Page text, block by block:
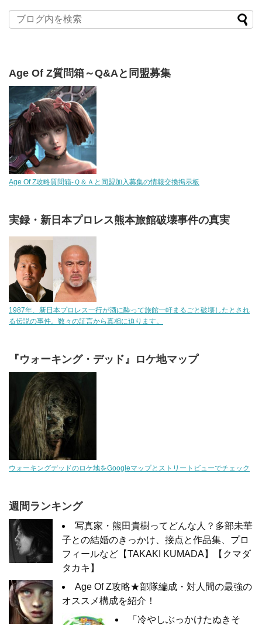
Age Of Z質問箱～Q&Aと同盟募集
Age Of Z攻略質問箱-Ｑ＆Ａと同盟加入募集の情報交換掲示板
実録・新日本プロレス熊本旅館破壊事件の真実
1987年、新日本プロレス一行が酒に酔って旅館一軒まるごと破壊したとされ
る伝説の事件。数々の証言から真相に迫ります。
『ウォーキング・デッド』ロケ地マップ
ウォーキングデッドのロケ地をGoogleマップとストリートビューでチェック
週間ランキング
写真家・熊田貴樹ってどんな人？多部未華
子との結婚のきっかけ、接点と作品集、プロ
フィールなど【TAKAKI KUMADA】【クマダ
タカキ】
Age Of Z攻略★部隊編成・対人間の最強の
オススメ構成を紹介！
「冷やしぶっかけたぬきそ